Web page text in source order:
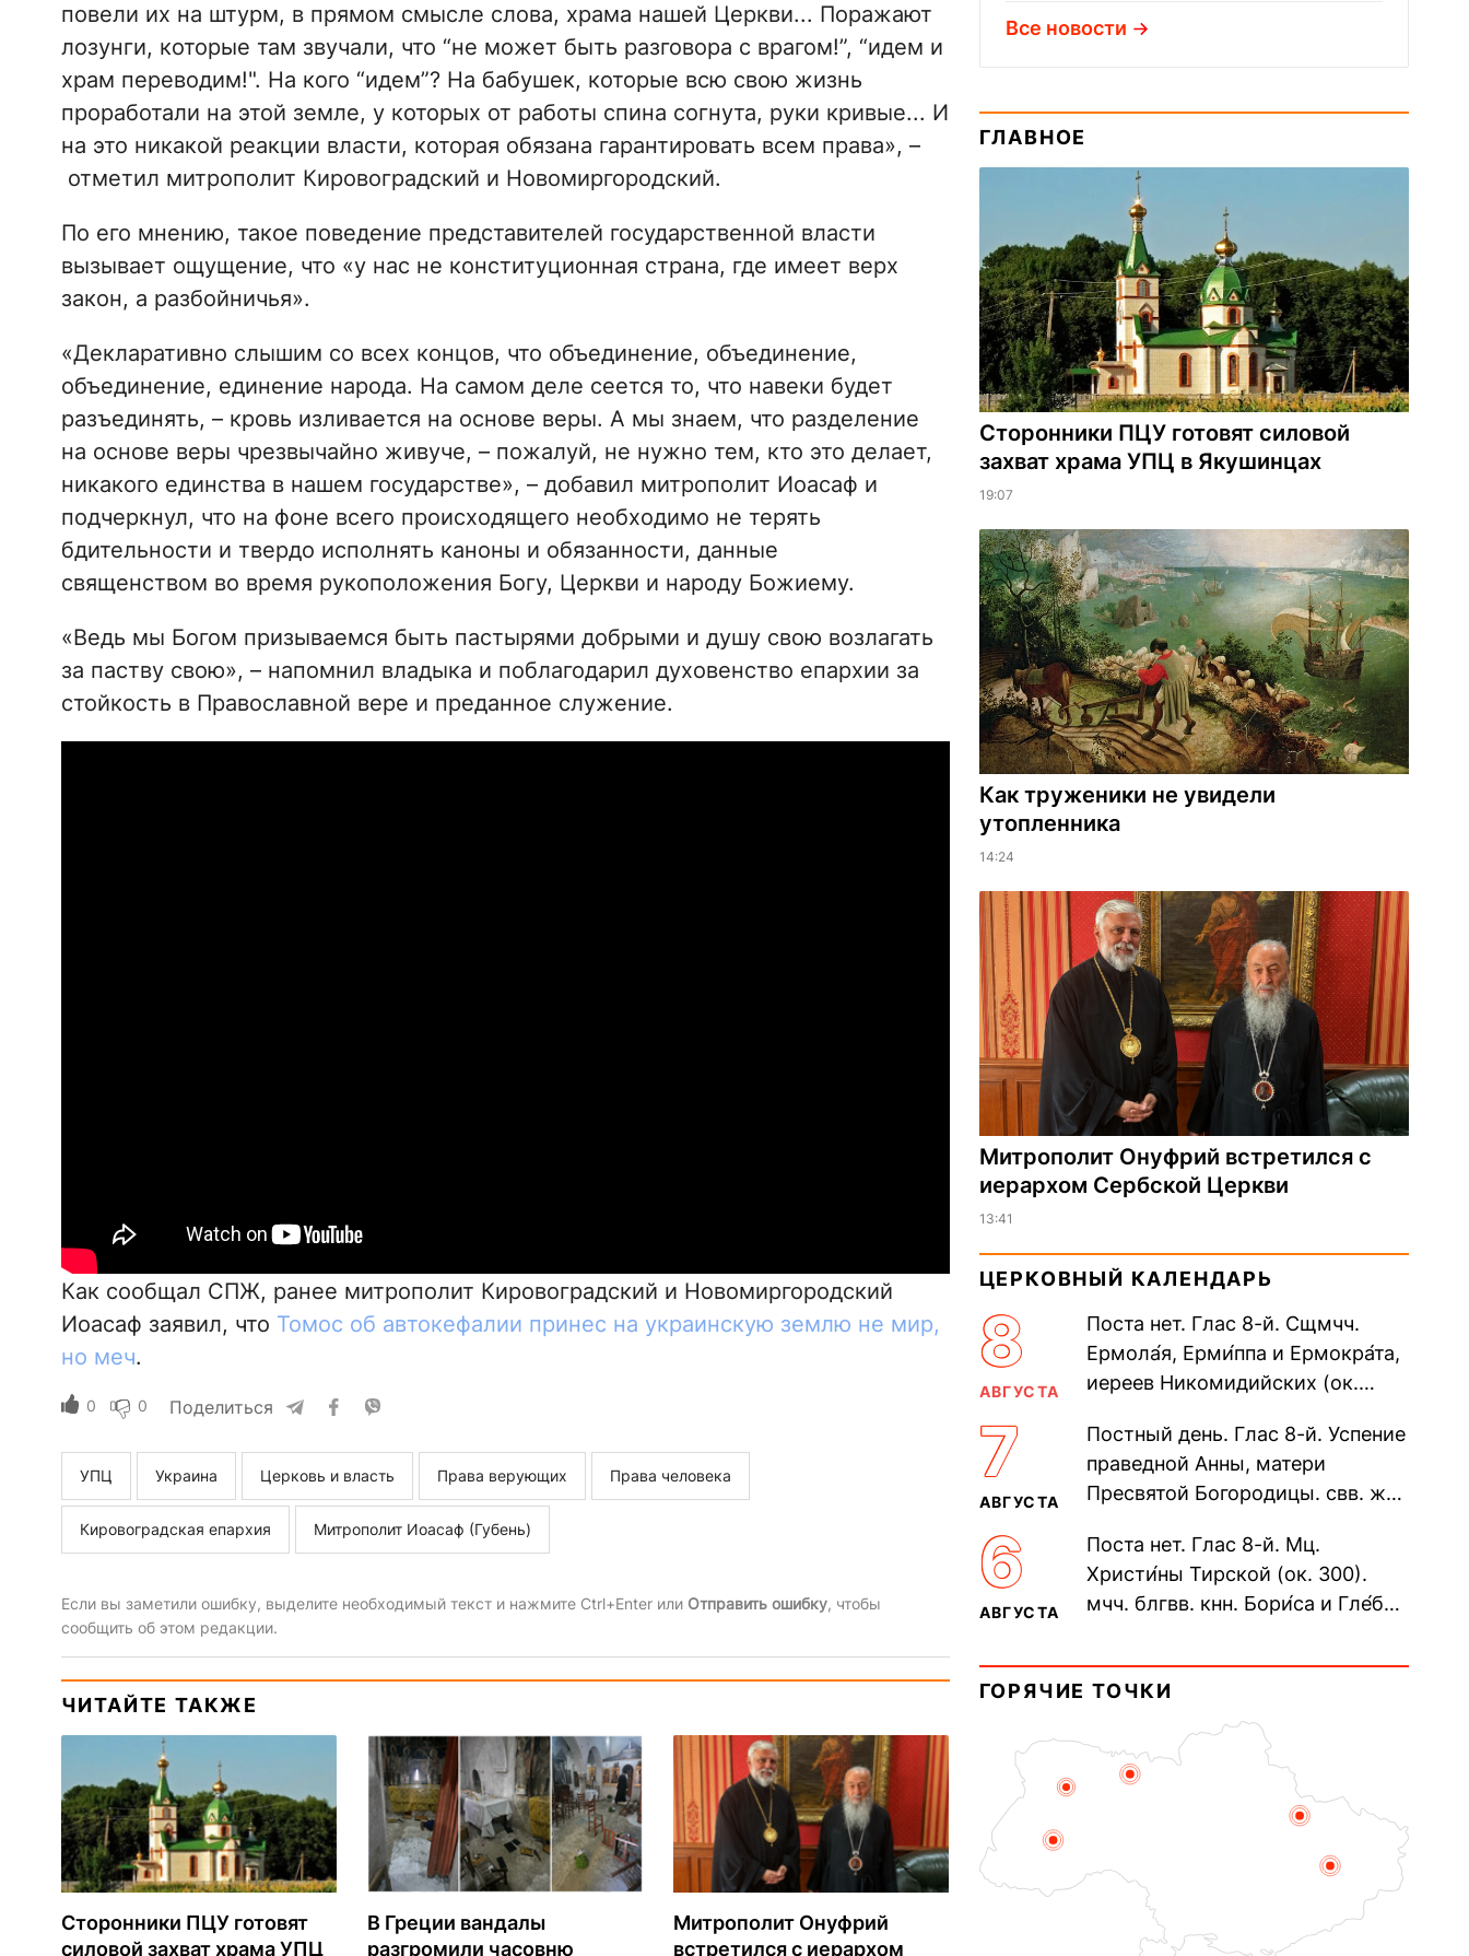
повели их на штурм, в прямом смысле слова, храма нашей Церкви... Поражают
лозунги, которые там звучали, что “не может быть разговора с врагом!”, “идем и
храм переводим!". На кого “идем”? На бабушек, которые всю свою жизнь
проработали на этой земле, у которых от работы спина согнута, руки кривые... И
на это никакой реакции власти, которая обязана гарантировать всем права», –
отметил митрополит Кировоградский и Новомиргородский.
По его мнению, такое поведение представителей государственной власти
вызывает ощущение, что «у нас не конституционная страна, где имеет верх
закон, а разбойничья».
«Декларативно слышим со всех концов, что объединение, объединение,
объединение, единение народа. На самом деле сеется то, что навеки будет
разъединять, – кровь изливается на основе веры. А мы знаем, что разделение
на основе веры чрезвычайно живуче, – пожалуй, не нужно тем, кто это делает,
никакого единства в нашем государстве», – добавил митрополит Иоасаф и
подчеркнул, что на фоне всего происходящего необходимо не терять
бдительности и твердо исполнять каноны и обязанности, данные
священством во время рукоположения Богу, Церкви и народу Божиему.
«Ведь мы Богом призываемся быть пастырями добрыми и душу свою возлагать
за паству свою», – напомнил владыка и поблагодарил духовенство епархии за
стойкость в Православной вере и преданное служение.
Как сообщал СПЖ, ранее митрополит Кировоградский и Новомиргородский
Иоасаф заявил, что Томос об автокефалии принес на украинскую землю не мир,
но меч.
0 0 Поделиться
УПЦ Украина Церковь и власть Права верующих Права человека
Кировоградская епархия Митрополит Иоасаф (Губень)
Если вы заметили ошибку, выделите необходимый текст и нажмите Ctrl+Enter или Отправить ошибку, чтобы
сообщить об этом редакции.
ЧИТАЙТЕ ТАКЖЕ
Сторонники ПЦУ готовят
силовой захват храма УПЦ
В Греции вандалы
разгромили часовню
Митрополит Онуфрий
встретился с иерархом
Все новости
ГЛАВНОЕ
Сторонники ПЦУ готовят силовой
захват храма УПЦ в Якушинцах
19:07
Как труженики не увидели
утопленника
14:24
Митрополит Онуфрий встретился с
иерархом Сербской Церкви
13:41
ЦЕРКОВНЫЙ КАЛЕНДАРЬ
8
АВГУСТА
Поста нет. Глас 8-й. Сщмчч.
Ермола́я, Ерми́ппа и Ермокра́та,
иереев Никомидийских (ок.
Печерского, в Ближних
пещерах...
7
АВГУСТА
Постный день. Глас 8-й. Успение
праведной Анны, матери
Пресвятой Богородицы. свв. жен
прп. Евпракси́и девы,...
6
АВГУСТА
Поста нет. Глас 8-й. Мц.
Христи́ны Тирской (ок. 300).
мчч. блгвв. кнн. Бори́са и Гле́ба,
Дави́да (1015). Прп....
ГОРЯЧИЕ ТОЧКИ